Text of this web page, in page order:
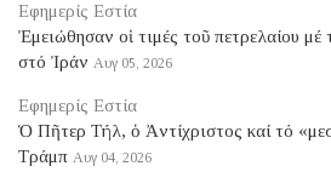
Εφημερίς Εστία
Ἐμειώθησαν οἱ τιμές τοῦ πετρελαίου
στό Ἰράν Αυγ 05, 2026
Εφημερίς Εστία
Ὁ Πῆτερ Τήλ, ὁ Ἀντίχριστος καί τό
Τράμπ Αυγ 04, 2026